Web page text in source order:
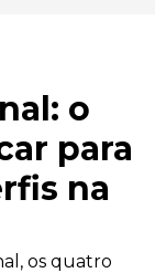
o
para
na
os quatro